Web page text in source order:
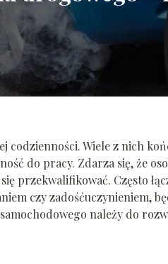
codzienności. Wiele z nich
do pracy. Zdarza się, że
przekwalifikować. Często
czy zadośćuczynieniem,
należy do